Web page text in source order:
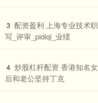
3 配资盈利 上海专业技术
写_评审_pidiqi_业绩
4 炒股杠杆配资 香港知名
后和老公坚持丁克